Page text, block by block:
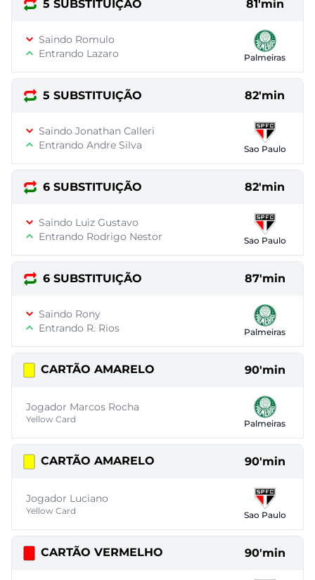
5 SUBSTITUIÇÃO 81'min
Saindo Romulo
Entrando Lazaro
Palmeiras
5 SUBSTITUIÇÃO 82'min
Saindo Jonathan Calleri
Entrando Andre Silva
Sao Paulo
6 SUBSTITUIÇÃO 82'min
Saindo Luiz Gustavo
Entrando Rodrigo Nestor
Sao Paulo
6 SUBSTITUIÇÃO 87'min
Saindo Rony
Entrando R. Rios
Palmeiras
CARTÃO AMARELO 90'min
Jogador Marcos Rocha
Yellow Card Palmeiras
CARTÃO AMARELO 90'min
Jogador Luciano
Yellow Card Sao Paulo
CARTÃO VERMELHO 90'min